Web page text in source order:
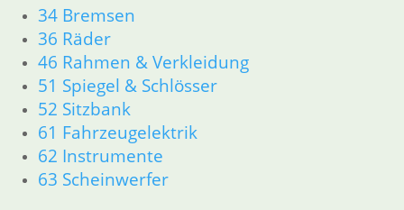
34 Bremsen
36 Räder
46 Rahmen & Verkleidung
51 Spiegel & Schlösser
52 Sitzbank
61 Fahrzeugelektrik
62 Instrumente
63 Scheinwerfer
zzgl.Versandkosten
In den Warenkorb
Abdeckkappe Schwingeam
Rahmen
3,90€
Artikelnummer: 1230296